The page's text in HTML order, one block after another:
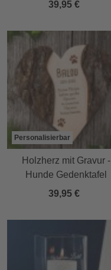
39,95 €
Personalisierbar
Holzherz mit Gravur -
Hunde Gedenktafel
39,95 €